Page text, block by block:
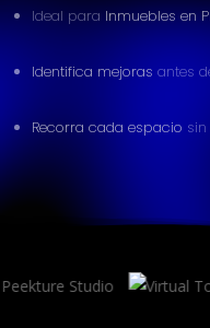
Ideal para Inmuebles en
Identifica mejoras antes
Recorra cada espacio